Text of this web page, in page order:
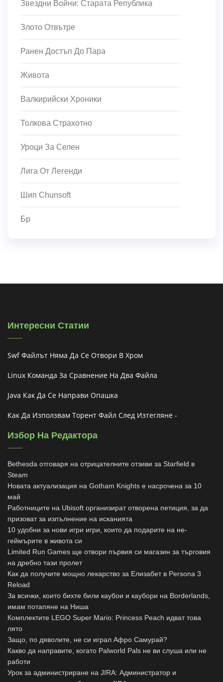
Звездни Войни: Старата Република
Злото Отвътре
Ранен Достъп До Пара
Живота
Валкирийски Хроники
Толкова Страхотно
Уроци За Селен
Лига От Легенди
Шип Chunsoft
Бр
Интересни Статии
Swf Файлът Няма Да Се Отвори В Хром
Linux Команда За Сравнение На Два Файла
Java Как Да Се Направи Опашка
Как Да Използвам Торент Файл След Изтегляне -
Избор На Редактора
Bethesda отговаря на отрицателните отзиви за Starfield в
Steam
Новата актуализация на Gotham Knights е насрочена за 10
май
Работниците на Ubisoft организират отворена петиция, за да
призоват за изпълнение на исканията
10 удобни за нови игри игри, които да подарите на не-
геймърите в живота си
Limited Run Games ще отвори първия си магазин за търговия
на дребно тази пролет
Как да получите мощно лекарство за Елизабет в Persona 3
Reload
За всички, които бихте били каубои и каубори на Borderlands,
имам потапяне на Ниша
Комплектите LEGO Super Mario: Princess Peach идват това
лято
Защо, по дяволите, не си играл Афро Самурай?
Какво да направите, когато Palworld Pals не ви слуша или не
работи
Урок за администриране на JIRA: Администратор и